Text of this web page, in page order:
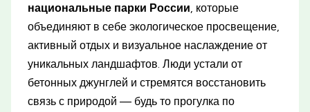
национальные парки России, которые
объединяют в себе экологическое просвещение,
активный отдых и визуальное наслаждение от
уникальных ландшафтов. Люди устали от
бетонных джунглей и стремятся восстановить
связь с природой — будь то прогулка по